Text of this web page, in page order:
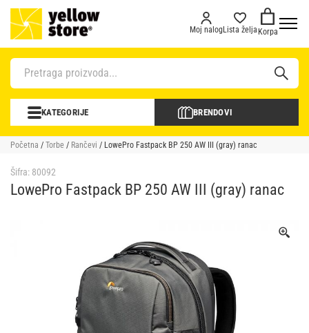
Moj nalogLista želja Korpa
KATEGORIJE BRENDOVI
Početna / Torbe / Rančevi / LowePro Fastpack BP 250 AW III (gray) ranac
Šifra: 80092
LowePro Fastpack BP 250 AW III (gray) ranac